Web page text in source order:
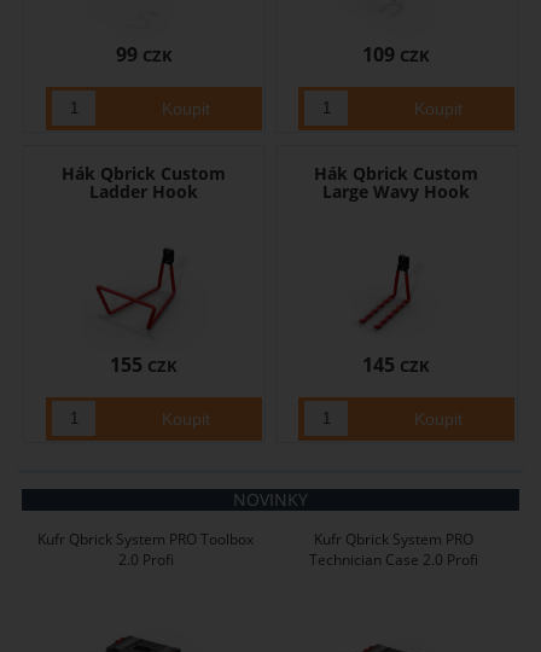
99 CZK 109 CZK
Hák Qbrick Custom
Ladder Hook
155 CZK
Hák Qbrick Custom
Large Wavy Hook
145 CZK
NOVINKY
Kufr Qbrick System PRO Toolbox
2.0 Profi
Kufr Qbrick System PRO
Technician Case 2.0 Profi